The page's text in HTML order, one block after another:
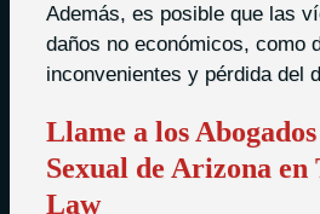
Además, es posible que las
daños no económicos, como
inconvenientes y pérdida del
Llame a los
Sexual de Arizona en
Law